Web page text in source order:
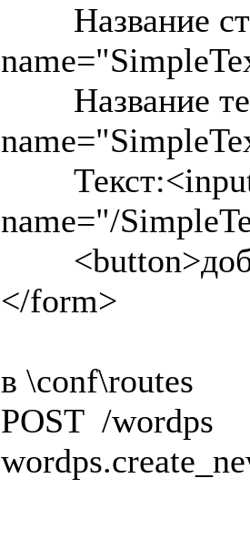
name="/
</form>
в \conf\routes
POST  /wordps